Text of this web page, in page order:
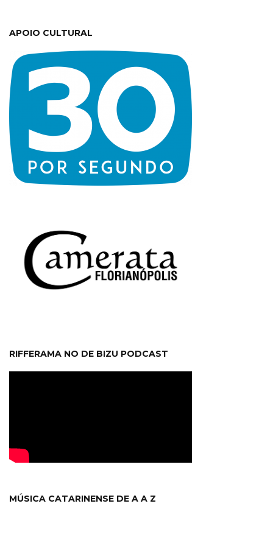
APOIO CULTURAL
RIFFERAMA NO DE BIZU PODCAST
MÚSICA CATARINENSE DE A A Z